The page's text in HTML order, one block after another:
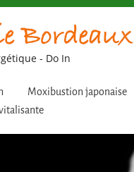
- Do In
Moxibustion japonaise